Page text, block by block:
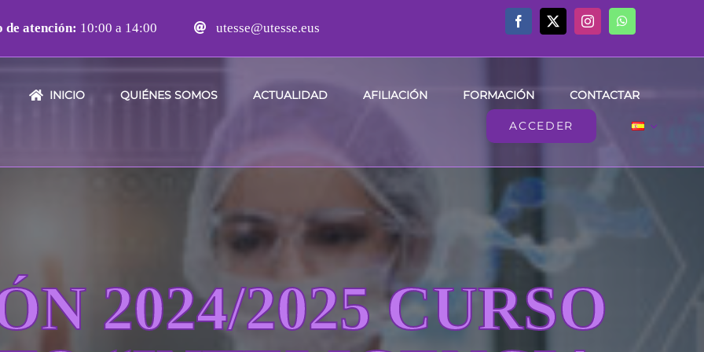
atención: 10:00 a 14:00 utesse@utesse.eus
INICIO QUIÉNES SOMOS ACTUALIDAD AFILIACIÓN FORMACIÓN CONTACTAR
ACCEDER
2024/2025 CURSO